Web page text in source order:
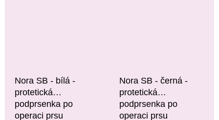
Nora SB - bílá -
protetická
podprsenka po
operaci prsu
Nora SB - černá -
protetická
podprsenka po
operaci prsu